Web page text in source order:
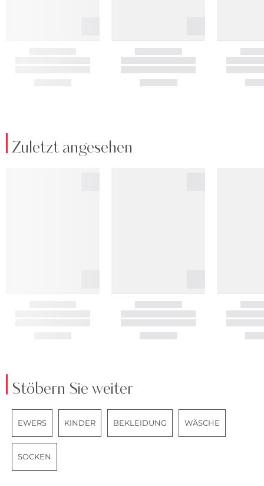
Zuletzt angesehen
Stöbern Sie weiter
EWERS KINDER BEKLEIDUNG WÄSCHE
SOCKEN